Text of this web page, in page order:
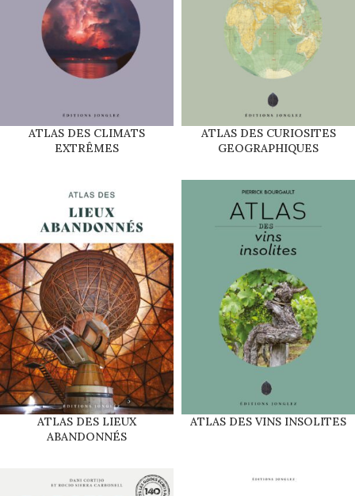
ATLAS DES CLIMATS
EXTRÊMES
ATLAS DES CURIOSITES
GEOGRAPHIQUES
ATLAS DES LIEUX
ABANDONNÉS
ATLAS DES VINS INSOLITES